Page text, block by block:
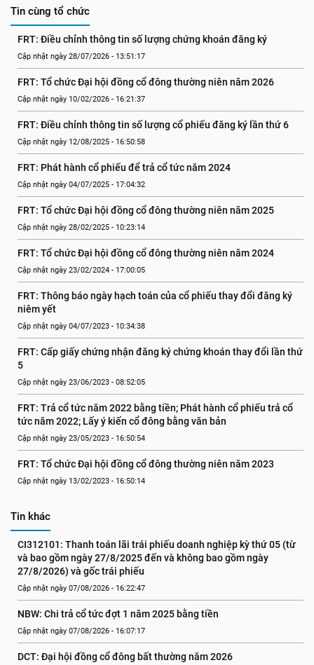
Tin cùng tổ chức
FRT: Điều chỉnh thông tin số lượng chứng khoán đăng ký
Cập nhật ngày 28/07/2026 - 13:51:17
FRT: Tổ chức Đại hội đồng cổ đông thường niên năm 2026
Cập nhật ngày 10/02/2026 - 16:21:37
FRT: Điều chỉnh thông tin số lượng cổ phiếu đăng ký lần thứ 6
Cập nhật ngày 12/08/2025 - 16:50:58
FRT: Phát hành cổ phiếu để trả cổ tức năm 2024
Cập nhật ngày 04/07/2025 - 17:04:32
FRT: Tổ chức Đại hội đồng cổ đông thường niên năm 2025
Cập nhật ngày 28/02/2025 - 10:23:14
FRT: Tổ chức Đại hội đồng cổ đông thường niên năm 2024
Cập nhật ngày 23/02/2024 - 17:00:05
FRT: Thông báo ngày hạch toán của cổ phiếu thay đổi đăng ký
niêm yết
Cập nhật ngày 04/07/2023 - 10:34:38
FRT: Cấp giấy chứng nhận đăng ký chứng khoán thay đổi lần thứ
5
Cập nhật ngày 23/06/2023 - 08:52:05
FRT: Trả cổ tức năm 2022 bằng tiền; Phát hành cổ phiếu trả cổ
tức năm 2022; Lấy ý kiến cổ đông bằng văn bản
Cập nhật ngày 23/05/2023 - 16:50:54
FRT: Tổ chức Đại hội đồng cổ đông thường niên năm 2023
Cập nhật ngày 13/02/2023 - 16:50:14
Tin khác
CI312101: Thanh toán lãi trái phiếu doanh nghiệp kỳ thứ 05 (từ
và bao gồm ngày 27/8/2025 đến và không bao gồm ngày
27/8/2026) và gốc trái phiếu
Cập nhật ngày 07/08/2026 - 16:22:47
NBW: Chi trả cổ tức đợt 1 năm 2025 bằng tiền
Cập nhật ngày 07/08/2026 - 16:07:17
DCT: Đại hội đồng cổ đông bất thường năm 2026